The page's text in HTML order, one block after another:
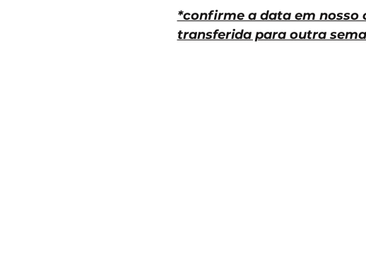
*confirme a data em nosso
transferida para outra